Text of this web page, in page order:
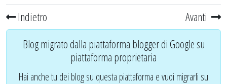
Indietro
Avanti
Blog migrato dalla piattaforma blogger di Google su
piattaforma proprietaria
Hai anche tu dei blog su questa piattaforma e vuoi migrarli su